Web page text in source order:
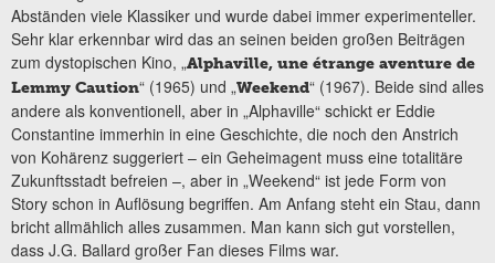
Abständen viele Klassiker und wurde dabei immer experimenteller.
Sehr klar erkennbar wird das an seinen beiden großen Beiträgen
zum dystopischen Kino, „Alphaville, une étrange aventure de
Lemmy Caution“ (1965) und „Weekend“ (1967). Beide sind alles
andere als konventionell, aber in „Alphaville“ schickt er Eddie
Constantine immerhin in eine Geschichte, die noch den Anstrich
von Kohärenz suggeriert – ein Geheimagent muss eine totalitäre
Zukunftsstadt befreien –, aber in „Weekend“ ist jede Form von
Story schon in Auflösung begriffen. Am Anfang steht ein Stau, dann
bricht allmählich alles zusammen. Man kann sich gut vorstellen,
dass J.G. Ballard großer Fan dieses Films war.